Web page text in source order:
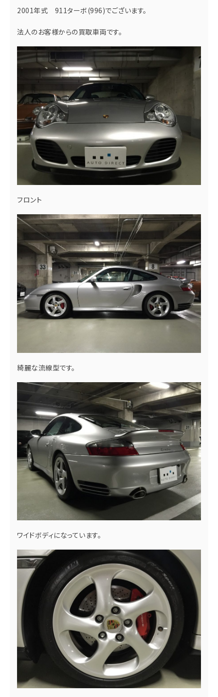
2001年式 911ターボ(996)でございます。
法人のお客様からの買取車両です。
フロント
綺麗な流線型です。
ワイドボディになっています。